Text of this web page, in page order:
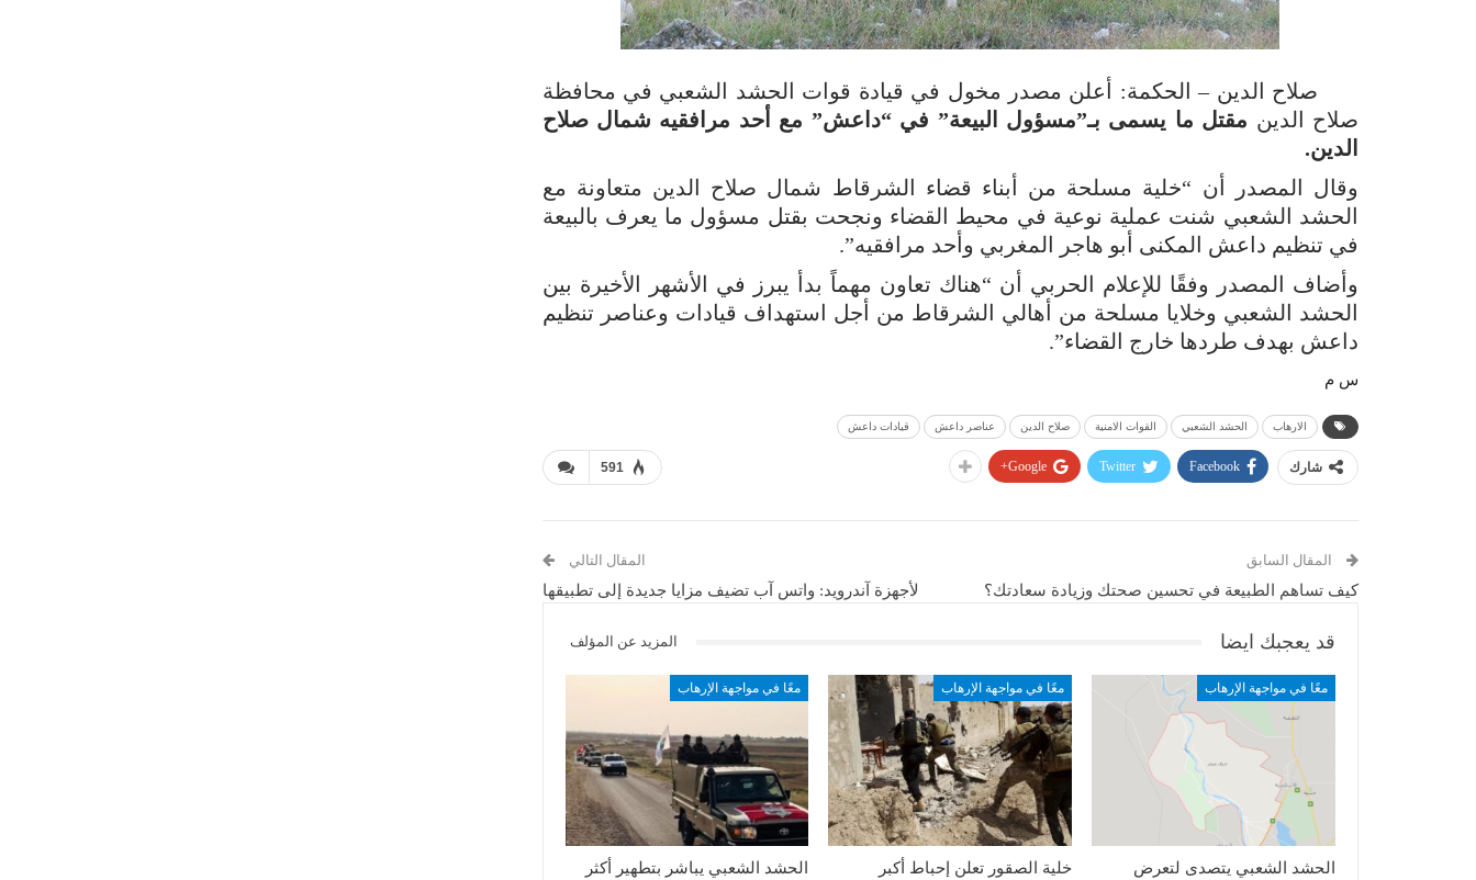
صلاح الدين – الحكمة: أعلن مصدر مخول في قيادة قوات الحشد الشعبي في محافظة
صلاح الدين مقتل ما يسمى بـ”مسؤول البيعة” في “داعش” مع أحد مرافقيه شمال صلاح
الدين.
وقال المصدر أن “خلية مسلحة من أبناء قضاء الشرقاط شمال صلاح الدين متعاونة مع
الحشد الشعبي شنت عملية نوعية في محيط القضاء ونجحت بقتل مسؤول ما يعرف بالبيعة
في تنظيم داعش المكنى أبو هاجر المغربي وأحد مرافقيه”.
وأضاف المصدر وفقًا للإعلام الحربي أن “هناك تعاون مهماً بدأ يبرز في الأشهر الأخيرة بين
الحشد الشعبي وخلايا مسلحة من أهالي الشرقاط من أجل استهداف قيادات وعناصر تنظيم
داعش بهدف طردها خارج القضاء”.
س م
الارهاب الحشد الشعبي القوات الامنية صلاح الدين عناصر داعش قيادات داعش
591 شارك Facebook
Twitter
Google+
المقال السابق
كيف تساهم الطبيعة في تحسين صحتك وزيادة سعادتك؟
المقال التالي
لأجهزة آندرويد: واتس آب تضيف مزايا جديدة إلى تطبيقها
قد يعجبك ايضا المزيد عن المؤلف
معًا في مواجهة الإرهاب
الحشد الشعبي يتصدى لتعرض
معًا في مواجهة الإرهاب
خلية الصقور تعلن إحباط أﻛﺒﺮ
معًا في مواجهة الإرهاب
الحشد الشعبي يباشر بتطهير أكثر